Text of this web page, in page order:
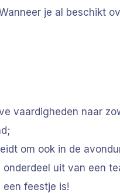
je al beschikt
vaardigheden naar
om ook in de
uit van een
feestje is!